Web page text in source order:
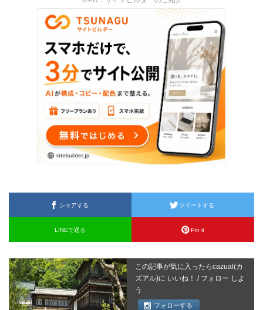
シェアする ツイートする
LINEで送る Pin it
この記事が気に入ったらcazual(カ
ズアル)に いいね！ / フォロー しよ
う
フォローする